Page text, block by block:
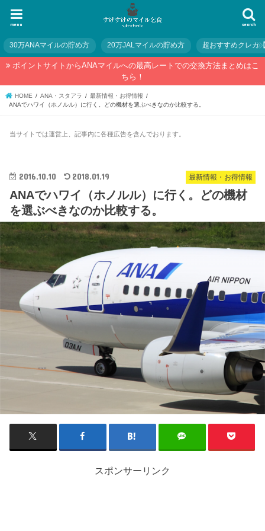
search
menu
30万ANAマイルの貯め方 20万JALマイルの貯め方 超おすすめクレカ
ポイントサイトからANAマイルへの最高レートでの交換方法まとめはこ
ちら！
HOME ANA・スタアラ
最新情報・お得情報
ANAでハワイ（ホノルル）に行く。どの機材を選ぶべきなのか比較する。
当サイトでは運営上、記事内に各種広告を含んでおります。
最新情報・お得情報
2016.10.10 2018.01.19
ANAでハワイ（ホノルル）に行く。どの機材
を選ぶべきなのか比較する。
スポンサーリンク